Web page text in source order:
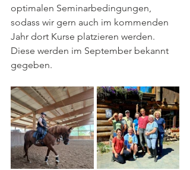
optimalen Seminarbedingungen,
sodass wir gern auch im kommenden
Jahr dort Kurse platzieren werden.
Diese werden im September bekannt
gegeben.